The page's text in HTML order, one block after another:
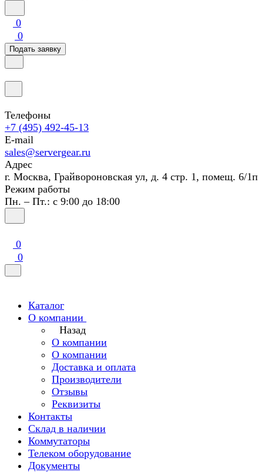
0
0
Подать заявку
Телефоны
+7 (495) 492-45-13
E-mail
sales@servergear.ru
Адрес
г. Москва, Грайвороновская ул, д. 4 стр. 1, помещ. 6/1п
Режим работы
Пн. – Пт.: с 9:00 до 18:00
0
0
Каталог
О компании
Назад
О компании
О компании
Доставка и оплата
Производители
Отзывы
Реквизиты
Контакты
Склад в наличии
Коммутаторы
Телеком оборудование
Документы